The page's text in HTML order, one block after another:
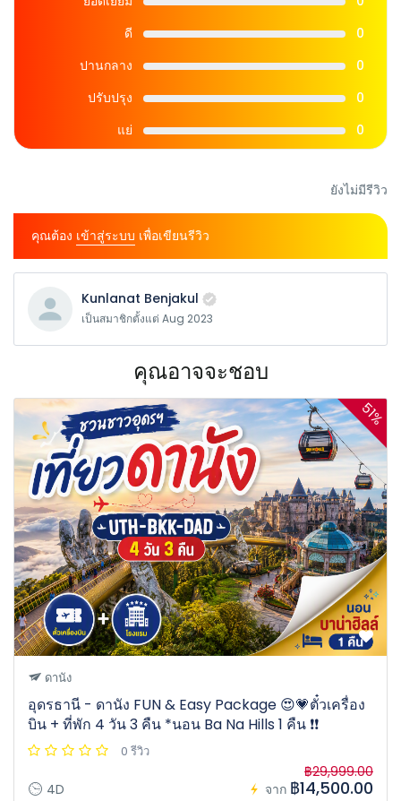
ดี
0
ปานกลาง
0
ปรับปรุง
0
แย่
0
ยังไม่มีรีวิว
คุณต้อง เข้าสู่ระบบ เพื่อเขียนรีวิว
Kunlanat Benjakul
เป็นสมาชิกตั้งแต่ Aug 2023
คุณอาจจะชอบ
51%
ดานัง
อุดรธานี - ดานัง FUN & Easy Package 😍💗ตั๋วเครื่อง
บิน + ที่พัก 4 วัน 3 คืน *นอน Ba Na Hills 1 คืน ❗️❗️
0 รีวิว
4D จาก
฿29,999.00
฿14,500.00